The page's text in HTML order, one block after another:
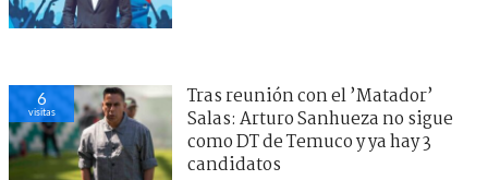
6
visitas
Tras reunión con el ’Matador’
Salas: Arturo Sanhueza no sigue
como DT de Temuco y ya hay 3
candidatos